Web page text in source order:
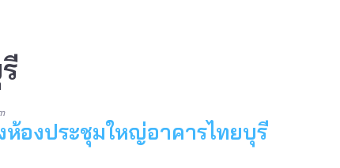
ห้องประชุมใหญ่อาคารไทยบุรี